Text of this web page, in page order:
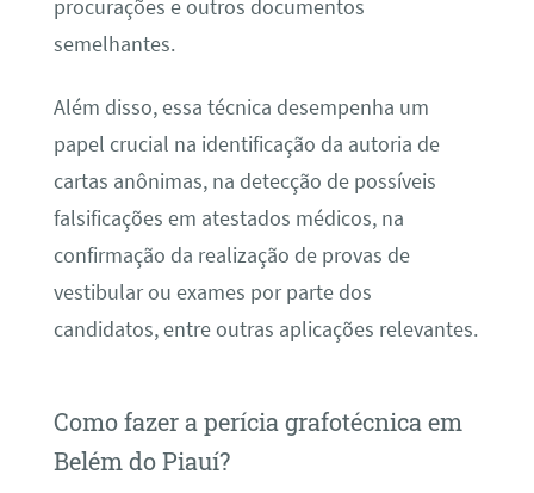
procurações e outros documentos
semelhantes.
Além disso, essa técnica desempenha um
papel crucial na identificação da autoria de
cartas anônimas, na detecção de possíveis
falsificações em atestados médicos, na
confirmação da realização de provas de
vestibular ou exames por parte dos
candidatos, entre outras aplicações relevantes.
Como fazer a perícia grafotécnica em
Belém do Piauí?